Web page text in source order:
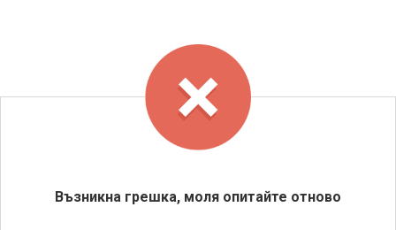
Възникна грешка, моля опитайте отново